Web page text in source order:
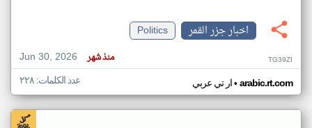
اخبار جزر القمر
Politics
Jun 30, 2026
منذ شهر TG39ZI
ار تي عربي• arabic.rt.com عدد الكلمات: ٢٢٨